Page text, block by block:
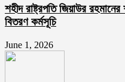
শহীদ রাষ্ট্রপতি জিয়াউর রহমানের
বিতরণ কর্মসূচি
June 1, 2026